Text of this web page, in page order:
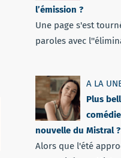
l’émission ?
Une page s'est
paroles avec
A LA
Plus
nouvelle du Mistral ?
Alors que l'été